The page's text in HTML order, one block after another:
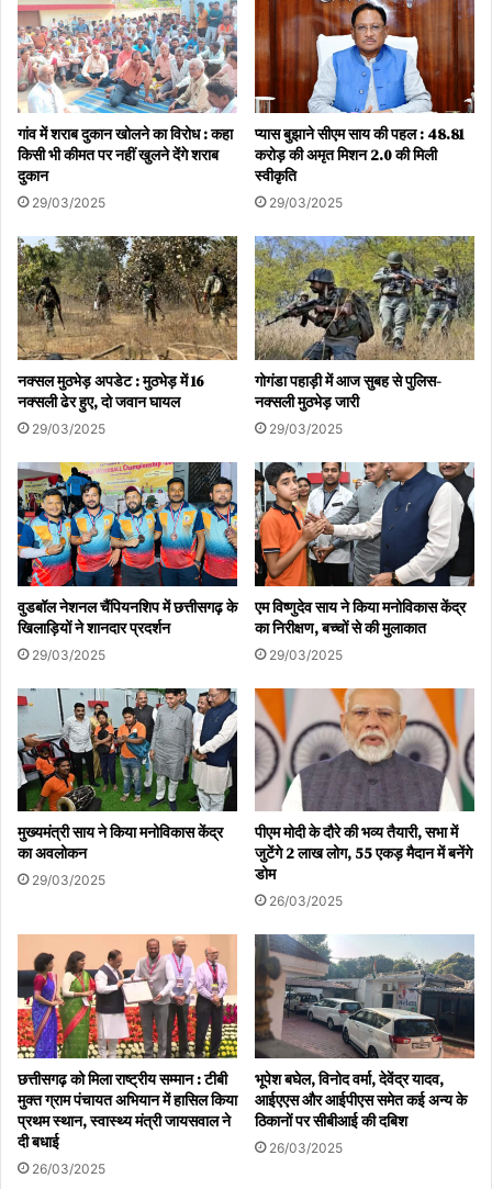
गांव में शराब दुकान खोलने का विरोध : कहा
किसी भी कीमत पर नहीं खुलने देंगे शराब
दुकान
29/03/2025
प्यास बुझाने सीएम साय की पहल : 48.81
करोड़ की अमृत मिशन 2.0 की मिली
स्वीकृति
29/03/2025
नक्सल मुठभेड़ अपडेट : मुठभेड़ में 16
नक्सली ढेर हुए, दो जवान घायल
29/03/2025
गोगंडा पहाड़ी में आज सुबह से पुलिस-
नक्सली मुठभेड़ जारी
29/03/2025
वुडबॉल नेशनल चैंपियनशिप में छत्तीसगढ़ के
खिलाड़ियों ने शानदार प्रदर्शन
29/03/2025
एम विष्णुदेव साय ने किया मनोविकास केंद्र
का निरीक्षण, बच्चों से की मुलाकात
29/03/2025
मुख्यमंत्री साय ने किया मनोविकास केंद्र
का अवलोकन
29/03/2025
पीएम मोदी के दौरे की भव्य तैयारी, सभा में
जुटेंगे 2 लाख लोग, 55 एकड़ मैदान में बनेंगे
डोम
26/03/2025
छत्तीसगढ़ को मिला राष्ट्रीय सम्मान : टीबी
मुक्त ग्राम पंचायत अभियान में हासिल किया
प्रथम स्थान, स्वास्थ्य मंत्री जायसवाल ने
दी बधाई
26/03/2025
भूपेश बघेल, विनोद वर्मा, देवेंद्र यादव,
आईएएस और आईपीएस समेत कई अन्य के
ठिकानों पर सीबीआई की दबिश
26/03/2025